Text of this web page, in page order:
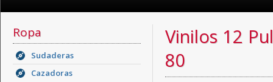
Ropa
Sudaderas
Cazadoras
Vinilos 12
80